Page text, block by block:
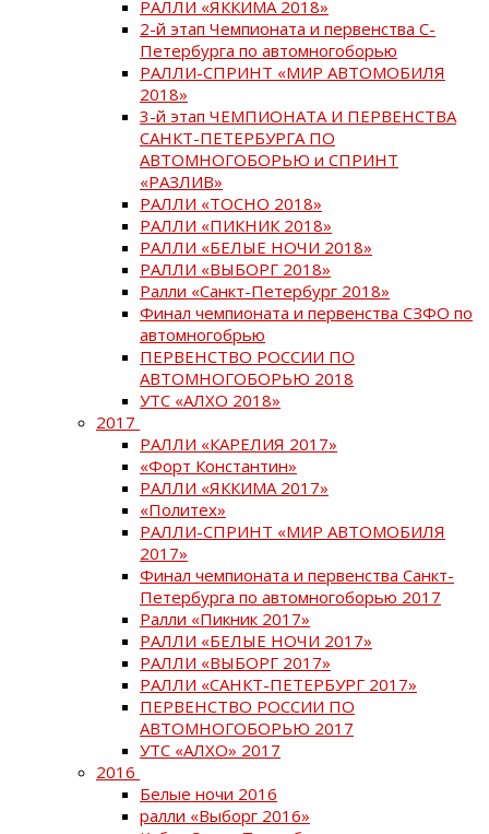
РАЛЛИ «ЯККИМА 2018»
2-й этап Чемпионата и первенства С-
Петербурга по автомногоборью
РАЛЛИ-СПРИНТ «МИР АВТОМОБИЛЯ
2018»
3-й этап ЧЕМПИОНАТА И ПЕРВЕНСТВА
САНКТ-ПЕТЕРБУРГА ПО
АВТОМНОГОБОРЬЮ и СПРИНТ
«РАЗЛИВ»
РАЛЛИ «ТОСНО 2018»
РАЛЛИ «ПИКНИК 2018»
РАЛЛИ «БЕЛЫЕ НОЧИ 2018»
РАЛЛИ «ВЫБОРГ 2018»
Ралли «Санкт-Петербург 2018»
Финал чемпионата и первенства СЗФО по
автомногобрью
ПЕРВЕНСТВО РОССИИ ПО
АВТОМНОГОБОРЬЮ 2018
УТС «АЛХО 2018»
2017
РАЛЛИ «КАРЕЛИЯ 2017»
«Форт Константин»
РАЛЛИ «ЯККИМА 2017»
«Политех»
РАЛЛИ-СПРИНТ «МИР АВТОМОБИЛЯ
2017»
Финал чемпионата и первенства Санкт-
Петербурга по автомногоборью 2017
Ралли «Пикник 2017»
РАЛЛИ «БЕЛЫЕ НОЧИ 2017»
РАЛЛИ «ВЫБОРГ 2017»
РАЛЛИ «САНКТ-ПЕТЕРБУРГ 2017»
ПЕРВЕНСТВО РОССИИ ПО
АВТОМНОГОБОРЬЮ 2017
УТС «АЛХО» 2017
2016
Белые ночи 2016
ралли «Выборг 2016»